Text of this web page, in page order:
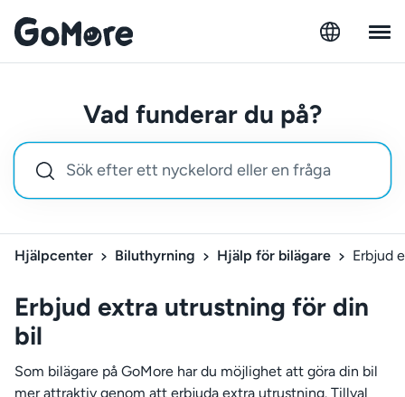
Vad funderar du på?
Hjälpcenter Biluthyrning Hjälp för bilägare Erbjud
Erbjud extra utrustning för din
bil
Som bilägare på GoMore har du möjlighet att göra din bil
mer attraktiv genom att erbjuda extra utrustning. Tillval